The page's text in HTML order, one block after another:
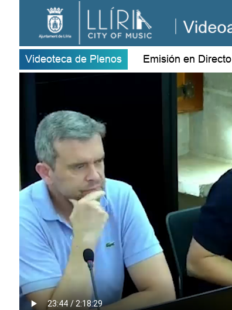
Videoteca de Plenos Emisión en Directo